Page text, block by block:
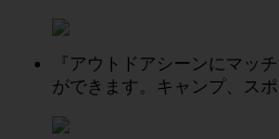
『アウトドアシーンにマッ
ができます。キャンプ、ス